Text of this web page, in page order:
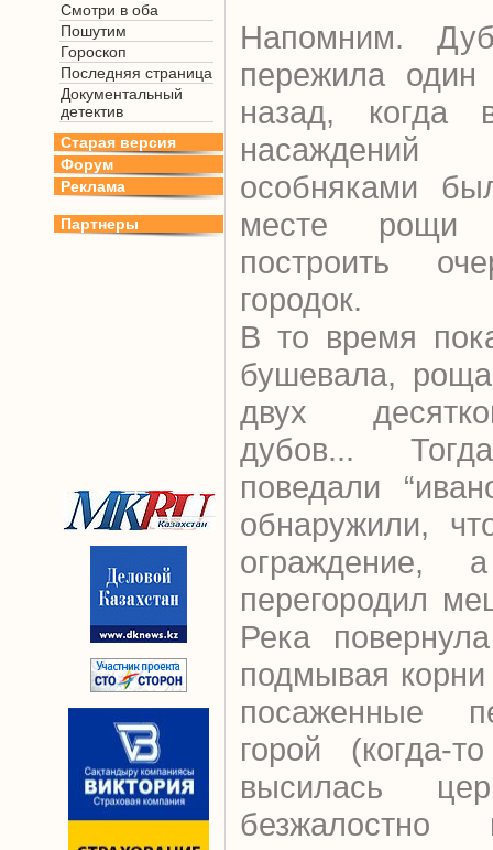
Смотри в оба
Пошутим
Гороскоп
Последняя страница
Документальный
детектив
Старая версия
Форум
Реклама
Партнеры
Напомним.
пережила один
назад, когда
насаждений
особняками
месте рощи
построить
городок.
В то время
бушевала,
двух
дубов...
поведали
обнаружили,
ограждение,
перегородил
Река
подмывая
посаженные
горой (когда-
высилась
безжалостно